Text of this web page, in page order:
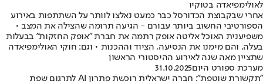
לאולימפיאדה בטוקיו
אחרי שבקבוצת הכדורסל כבר כמעט נאלצו לוותר על השתתפות באירוע
הספורטיבי החשוב ביותר עבורם - הגיעה תרומה שהצילה את המצב •
משפיענית האוכל אליטה אופק רתמה את חברת "אופק החזקות" בבעלות
בעלה, והם מימנו את הנסיעה, הציוד וההכנות • וגם: חוקי האולימפיאדה
שתציין מאה שנה לאירוע ההיסטורי הראשון
מערכת ספורט היום31.10.2025
"תקשורת שוטפת": חברה ישראלית רוכשת פתרון AI לתרגום שפת